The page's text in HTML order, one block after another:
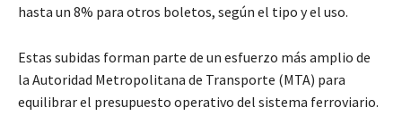
hasta un 8% para otros boletos, según el tipo y el uso.
Estas subidas forman parte de un esfuerzo más amplio de
la Autoridad Metropolitana de Transporte (MTA) para
equilibrar el presupuesto operativo del sistema ferroviario.